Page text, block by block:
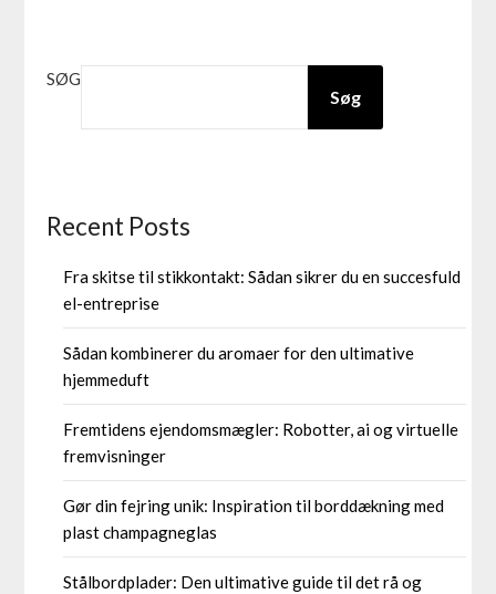
SØG
Søg
Recent Posts
Fra skitse til stikkontakt: Sådan sikrer du en succesfuld
el-entreprise
Sådan kombinerer du aromaer for den ultimative
hjemmeduft
Fremtidens ejendomsmægler: Robotter, ai og virtuelle
fremvisninger
Gør din fejring unik: Inspiration til borddækning med
plast champagneglas
Stålbordplader: Den ultimative guide til det rå og